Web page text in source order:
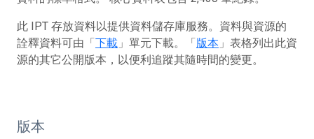
此 IPT 存放資料以提供資料儲存庫服務。資料與資源的
詮釋資料可由「下載 」單元下載。「版本 」表格列出此資
源的其它公開版本，以便利追蹤其隨時間的變更。
版本